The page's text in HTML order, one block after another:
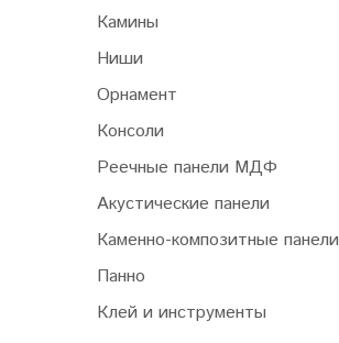
Камины
Ниши
Орнамент
Консоли
Реечные панели МДФ
Акустические панели
Каменно-композитные панели
Панно
Клей и инструменты